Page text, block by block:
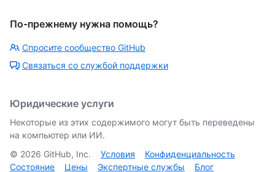
По-прежнему нужна помощь?
Спросите сообщество GitHub
Связаться со службой поддержки
Юридические услуги
Некоторые из этих содержимого могут быть переведены
на компьютер или ИИ.
© 2026 GitHub, Inc. Условия
Конфиденциальность
Состояние
Цены Экспертные службы Блог